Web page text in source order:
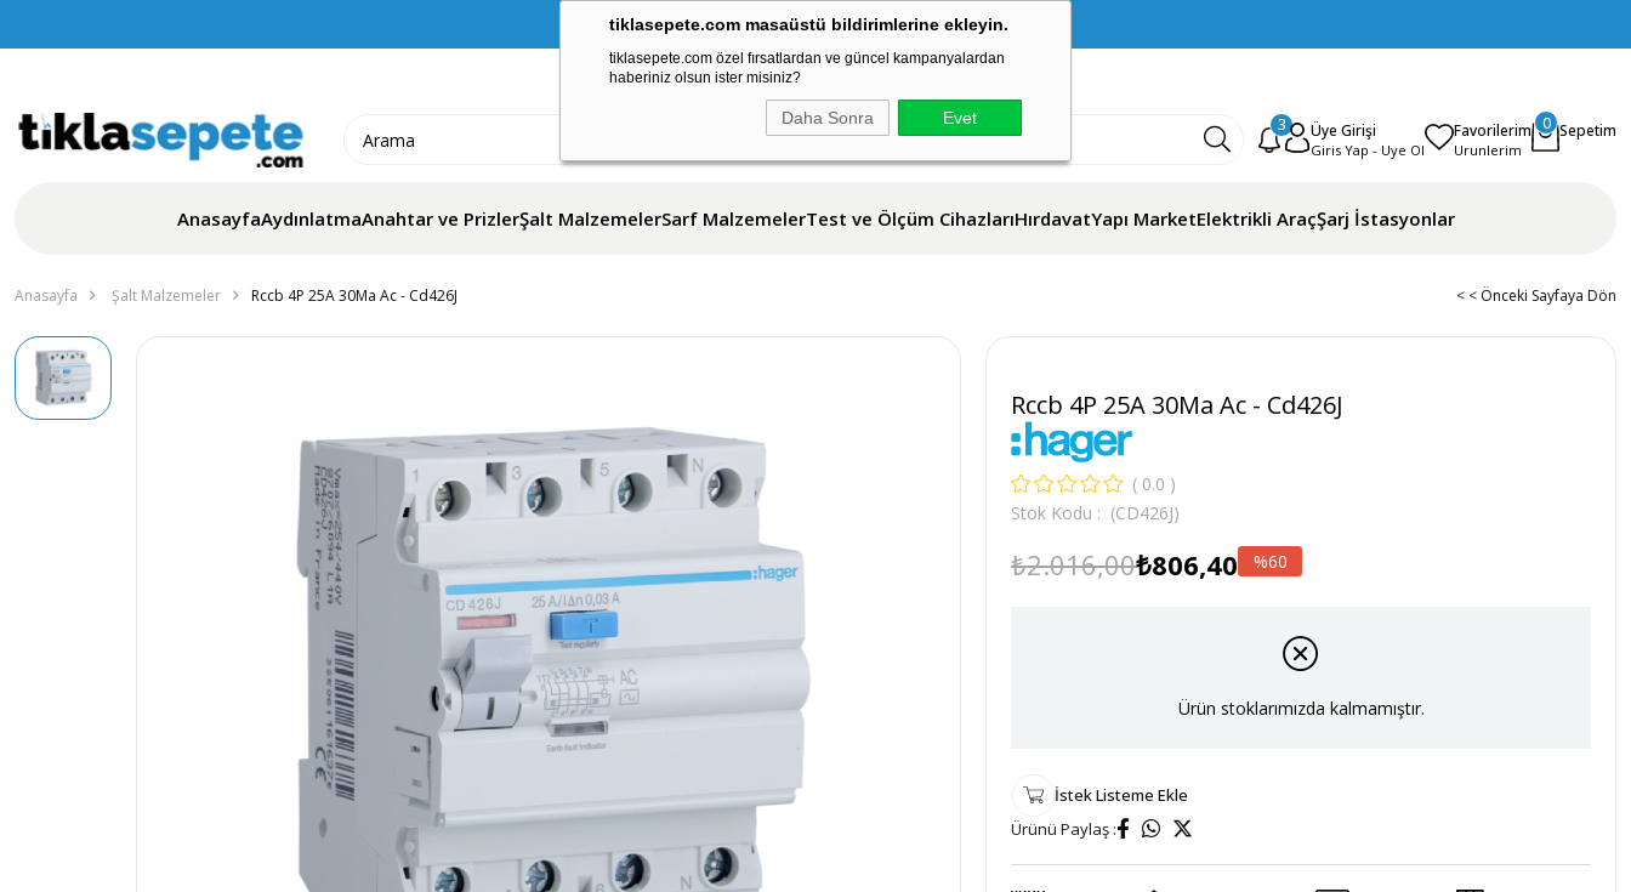
tiklasepete.com masaüstü bildirimlerine ekleyin.
tiklasepete.com özel fırsatlardan ve güncel kampanyalardan
haberiniz olsun ister misiniz?
Daha Sonra Evet
1500 TL VE ÜZERİ ALIŞVERİŞLERDE KARGO BEDAVA!
Sipariş Takip
3 Üye Girişi Favorilerim Sepetim
0
AnasayfaAydınlatmaAnahtar ve PrizlerŞalt MalzemelerSarf MalzemelerTest ve Ölçüm CihazlarıHırdavatYapı MarketElektrikli AraçŞarj İstasyonlar
Anasayfa Şalt Malzemeler Rccb 4P 25A 30Ma Ac - Cd426J < < Önceki Sayfaya Dön
Rccb 4P 25A 30Ma Ac - Cd426J
0.0
Stok Kodu
(CD426J)
₺2.016,00₺806,40 60
Ürün stoklarımızda kalmamıştır.
İstek Listeme Ekle
Ürünü Paylaş :